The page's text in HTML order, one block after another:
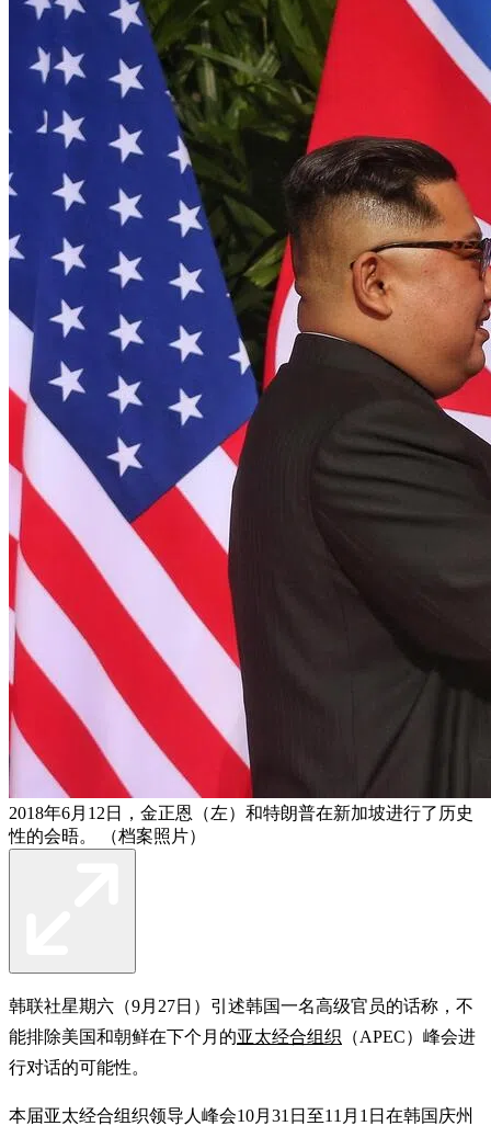
2018年6月12日，金正恩（左）和特朗普在新加坡进行了历史
性的会晤。 （档案照片）
韩联社星期六（9月27日）引述韩国一名高级官员的话称，不
能排除美国和朝鲜在下个月的亚太经合组织 （APEC）峰会进
行对话的可能性。
本届亚太经合组织领导人峰会10月31日至11月1日在韩国庆州